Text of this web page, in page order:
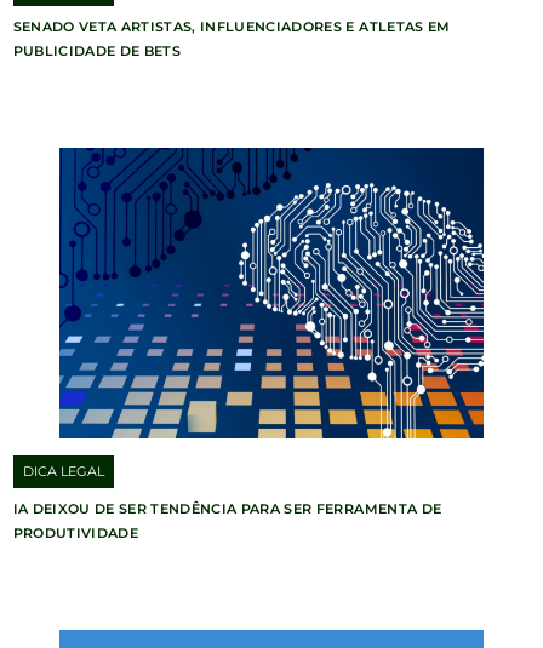
SENADO VETA ARTISTAS, INFLUENCIADORES E ATLETAS EM
PUBLICIDADE DE BETS
DICA LEGAL
IA DEIXOU DE SER TENDÊNCIA PARA SER FERRAMENTA DE
PRODUTIVIDADE